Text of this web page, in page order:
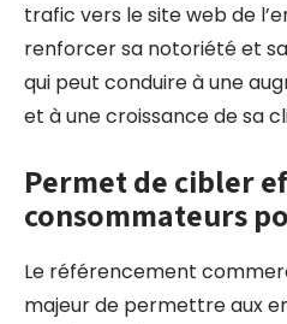
trafic vers le site web de
renforcer sa notoriété et
qui peut conduire à une
et à une croissance de sa
Permet de cibler
consommateurs
Le référencement
majeur de permettre aux